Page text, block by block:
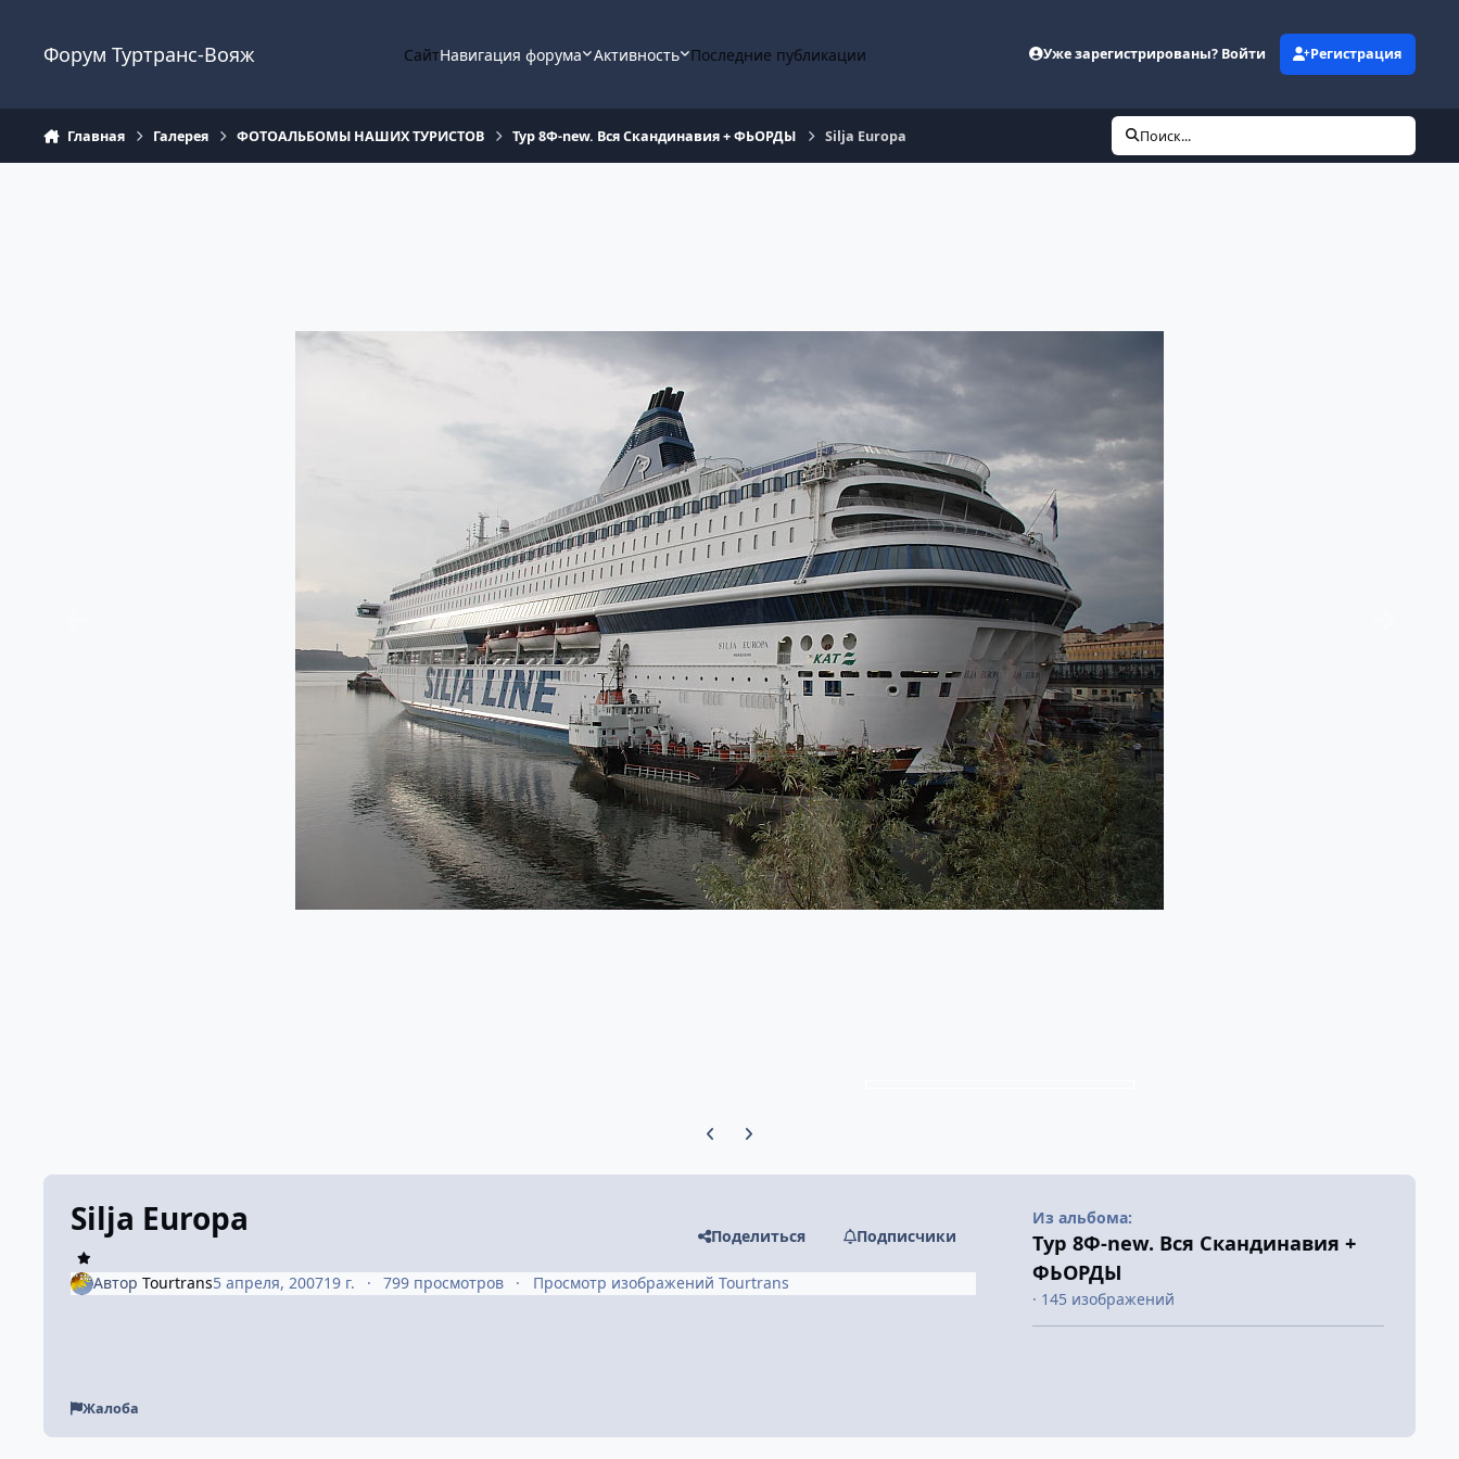
Форум Туртранс-Вояж СайтНавигация форума Активность Последние публикации Уже зарегистрированы? Войти Регистрация
Главная Галерея ФОТОАЛЬБОМЫ НАШИХ ТУРИСТОВ Тур 8Ф-new. Вся Скандинавия + ФЬОРДЫ Silja Europa Поиск...
Предыдущий слайд карусели
Следующий слайд карусели
Silja Europa Поделиться Подписчики
Автор Tourtrans5 апреля, 200719 г. 799 просмотров Просмотр изображений Tourtrans
Жалоба
Из альбома:
Тур 8Ф-new. Вся Скандинавия +
ФЬОРДЫ
· 145 изображений